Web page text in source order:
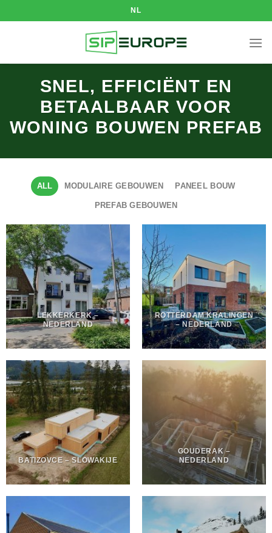
to
NL
SNEL, EFFICIËNT EN
BETAALBAAR VOOR
WONING BOUWEN PREFAB
ALL MODULAIRE GEBOUWEN PANEEL BOUW
PREFAB GEBOUWEN
LEKKERKERK –
NEDERLAND
ROTTERDAM KRALINGEN
– NEDERLAND
BATIZOVCE – SLOWAKIJE
GOUDERAK –
NEDERLAND